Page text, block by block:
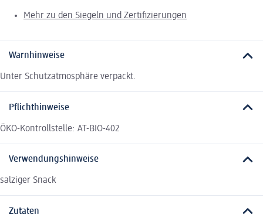
Mehr zu den Siegeln und Zertifizierungen
Warnhinweise
Unter Schutzatmosphäre verpackt.
Pflichthinweise
ÖKO-Kontrollstelle: AT-BIO-402
Verwendungshinweise
salziger Snack
Zutaten